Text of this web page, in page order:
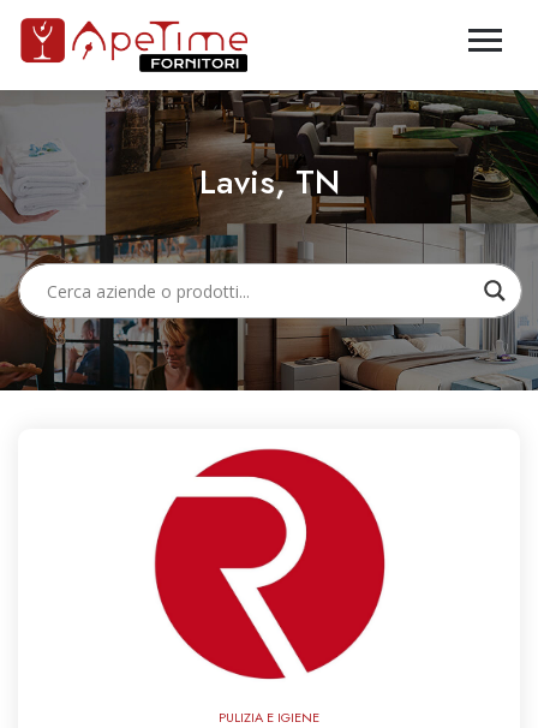
Lavis, TN
PULIZIA E IGIENE